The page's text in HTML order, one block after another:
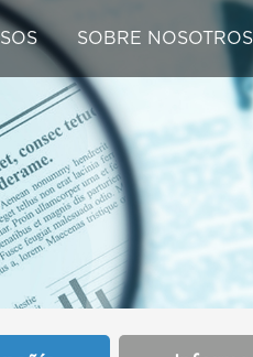
SOBRE NOSOTROS